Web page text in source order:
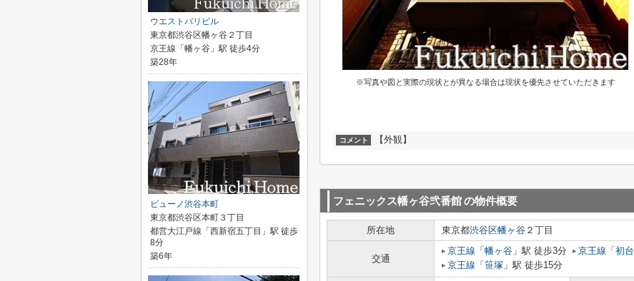
※写真や図と実際の現状とが異なる場合は現状を優先させていただきます
コメント 【外観】
フェニックス幡ヶ谷弐番館の物件概要
所在地 東京都渋谷区幡ヶ谷 ２丁目
交通
京王線 「 幡ヶ谷 」駅 徒歩3分 京王線 「 初台
京王線 「 笹塚 」駅 徒歩15分
ウエストバリビル
東京都渋谷区幡ヶ谷２丁目
京王線「幡ヶ谷」駅 徒歩4分
築28年
ビューノ渋谷本町
東京都渋谷区本町３丁目
都営大江戸線「西新宿五丁目」駅 徒歩
8分
築6年